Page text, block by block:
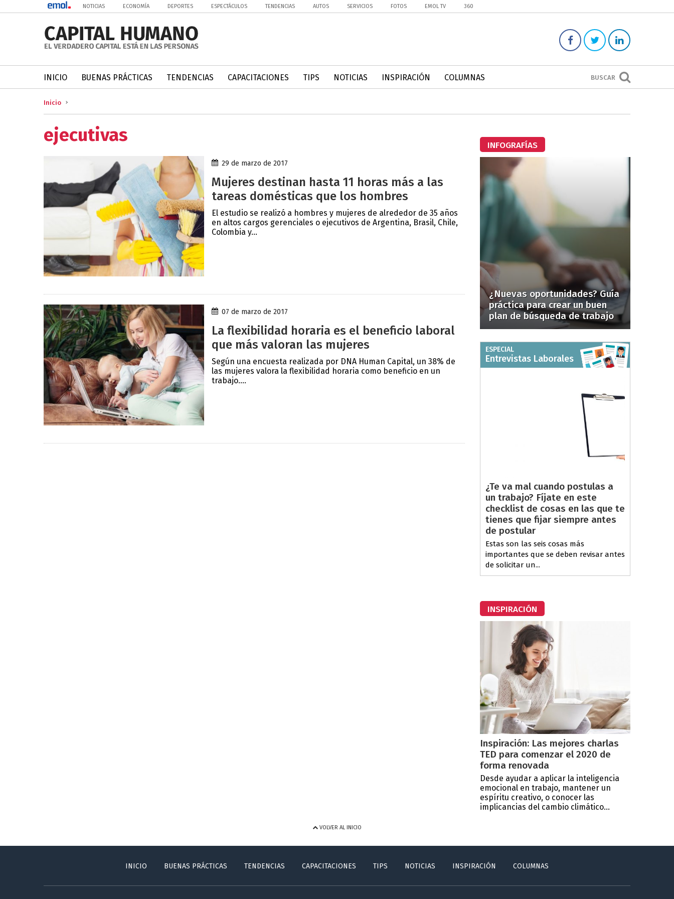
NOTICIAS ECONOMÍA DEPORTES ESPECTÁCULOS TENDENCIAS AUTOS SERVICIOS FOTOS EMOL TV 360
BUSCAR
INICIO BUENAS PRÁCTICAS TENDENCIAS CAPACITACIONES TIPS NOTICIAS INSPIRACIÓN COLUMNAS
Inicio
ejecutivas
29 de marzo de 2017
Mujeres destinan hasta 11 horas más a las
tareas domésticas que los hombres
El estudio se realizó a hombres y mujeres de alrededor de 35 años
en altos cargos gerenciales o ejecutivos de Argentina, Brasil, Chile,
Colombia y...
07 de marzo de 2017
La flexibilidad horaria es el beneficio laboral
que más valoran las mujeres
Según una encuesta realizada por DNA Human Capital, un 38% de
las mujeres valora la flexibilidad horaria como beneficio en un
trabajo....
INFOGRAFÍAS
¿Nuevas oportunidades? Guía
práctica para crear un buen
plan de búsqueda de trabajo
ESPECIAL
Entrevistas Laborales
¿Te va mal cuando postulas a
un trabajo? Fíjate en este
checklist de cosas en las que te
tienes que fijar siempre antes
de postular
Estas son las seis cosas más
importantes que se deben revisar antes
de solicitar un...
INSPIRACIÓN
Inspiración: Las mejores charlas
TED para comenzar el 2020 de
forma renovada
Desde ayudar a aplicar la inteligencia
emocional en trabajo, mantener un
espíritu creativo, o conocer las
implicancias del cambio climático...
VOLVER AL INICIO
INICIO BUENAS PRÁCTICAS TENDENCIAS CAPACITACIONES TIPS NOTICIAS INSPIRACIÓN COLUMNAS